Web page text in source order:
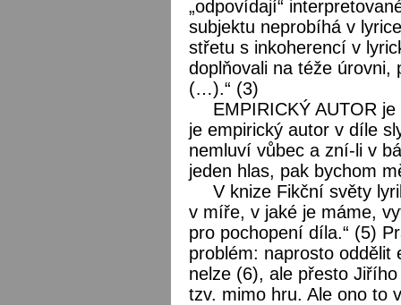
„odpovídají“
subjektu neprobíhá v
střetu s inkoherencí v
doplňovali na téže
(…).“ (3)
EMPIRICKÝ AUTOR
je empirický autor v díle
nemluví vůbec a zní-li v
jeden hlas, pak bychom
V knize Fikční světy
v míře, v jaké je máme,
pro pochopení díla.“ (5)
problém: naprosto oddělit
nelze (6), ale přesto
tzv. mimo hru. Ale ono to